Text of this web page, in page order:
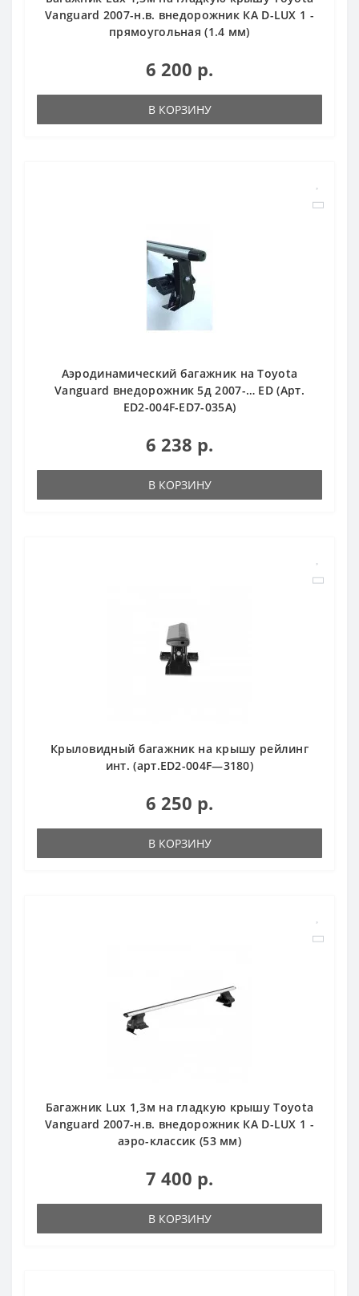
Vanguard 2007-н.в. внедорожник КА D-LUX 1 -
прямоугольная (1.4 мм)
6 200 р.
В КОРЗИНУ
Аэродинамический багажник на Toyota
Vanguard внедорожник 5д 2007-… ED (Арт.
ED2-004F-ED7-035A)
6 238 р.
В КОРЗИНУ
Крыловидный багажник на крышу рейлинг
инт. (арт.ED2-004F—3180)
6 250 р.
В КОРЗИНУ
Багажник Lux 1,3м на гладкую крышу Toyota
Vanguard 2007-н.в. внедорожник КА D-LUX 1 -
аэро-классик (53 мм)
7 400 р.
В КОРЗИНУ